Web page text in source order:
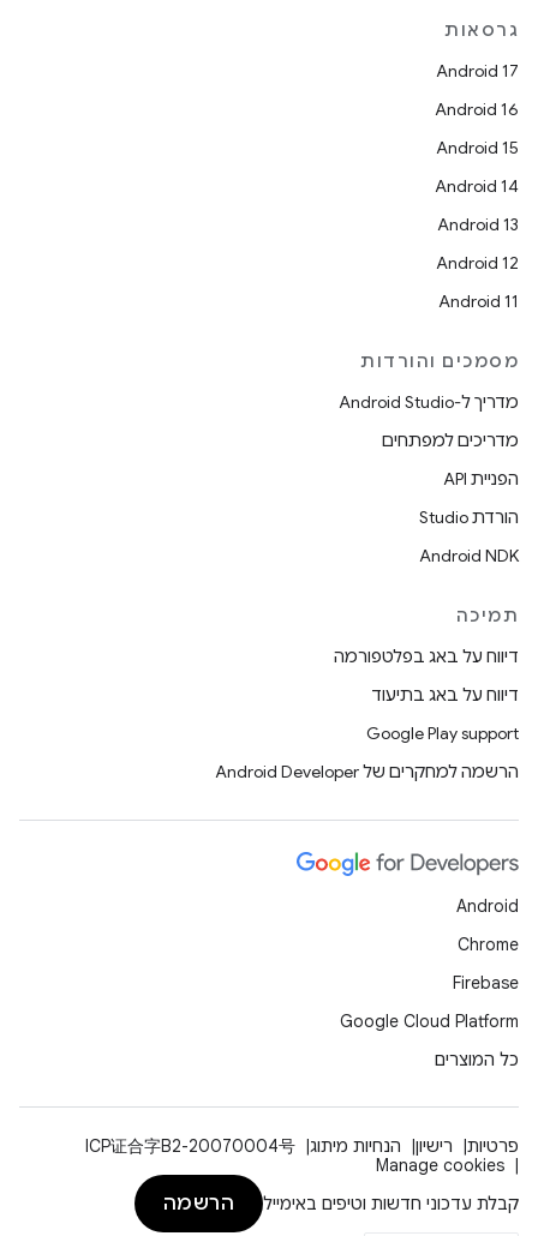
גרסאות
Android 17
Android 16
Android 15
Android 14
Android 13
Android 12
Android 11
מסמכים והורדות
מדריך ל-Android Studio
מדריכים למפתחים
הפניית API
הורדת Studio
Android NDK
תמיכה
דיווח על באג בפלטפורמה
דיווח על באג בתיעוד
Google Play support
הרשמה למחקרים של Android Developer
Android
Chrome
Firebase
Google Cloud Platform
כל המוצרים
פרטיות רישיון הנחיות מיתוג
ICP证合字B2-20070004号
Manage cookies
קבלת עדכוני חדשות וטיפים באימייל
הרשמה